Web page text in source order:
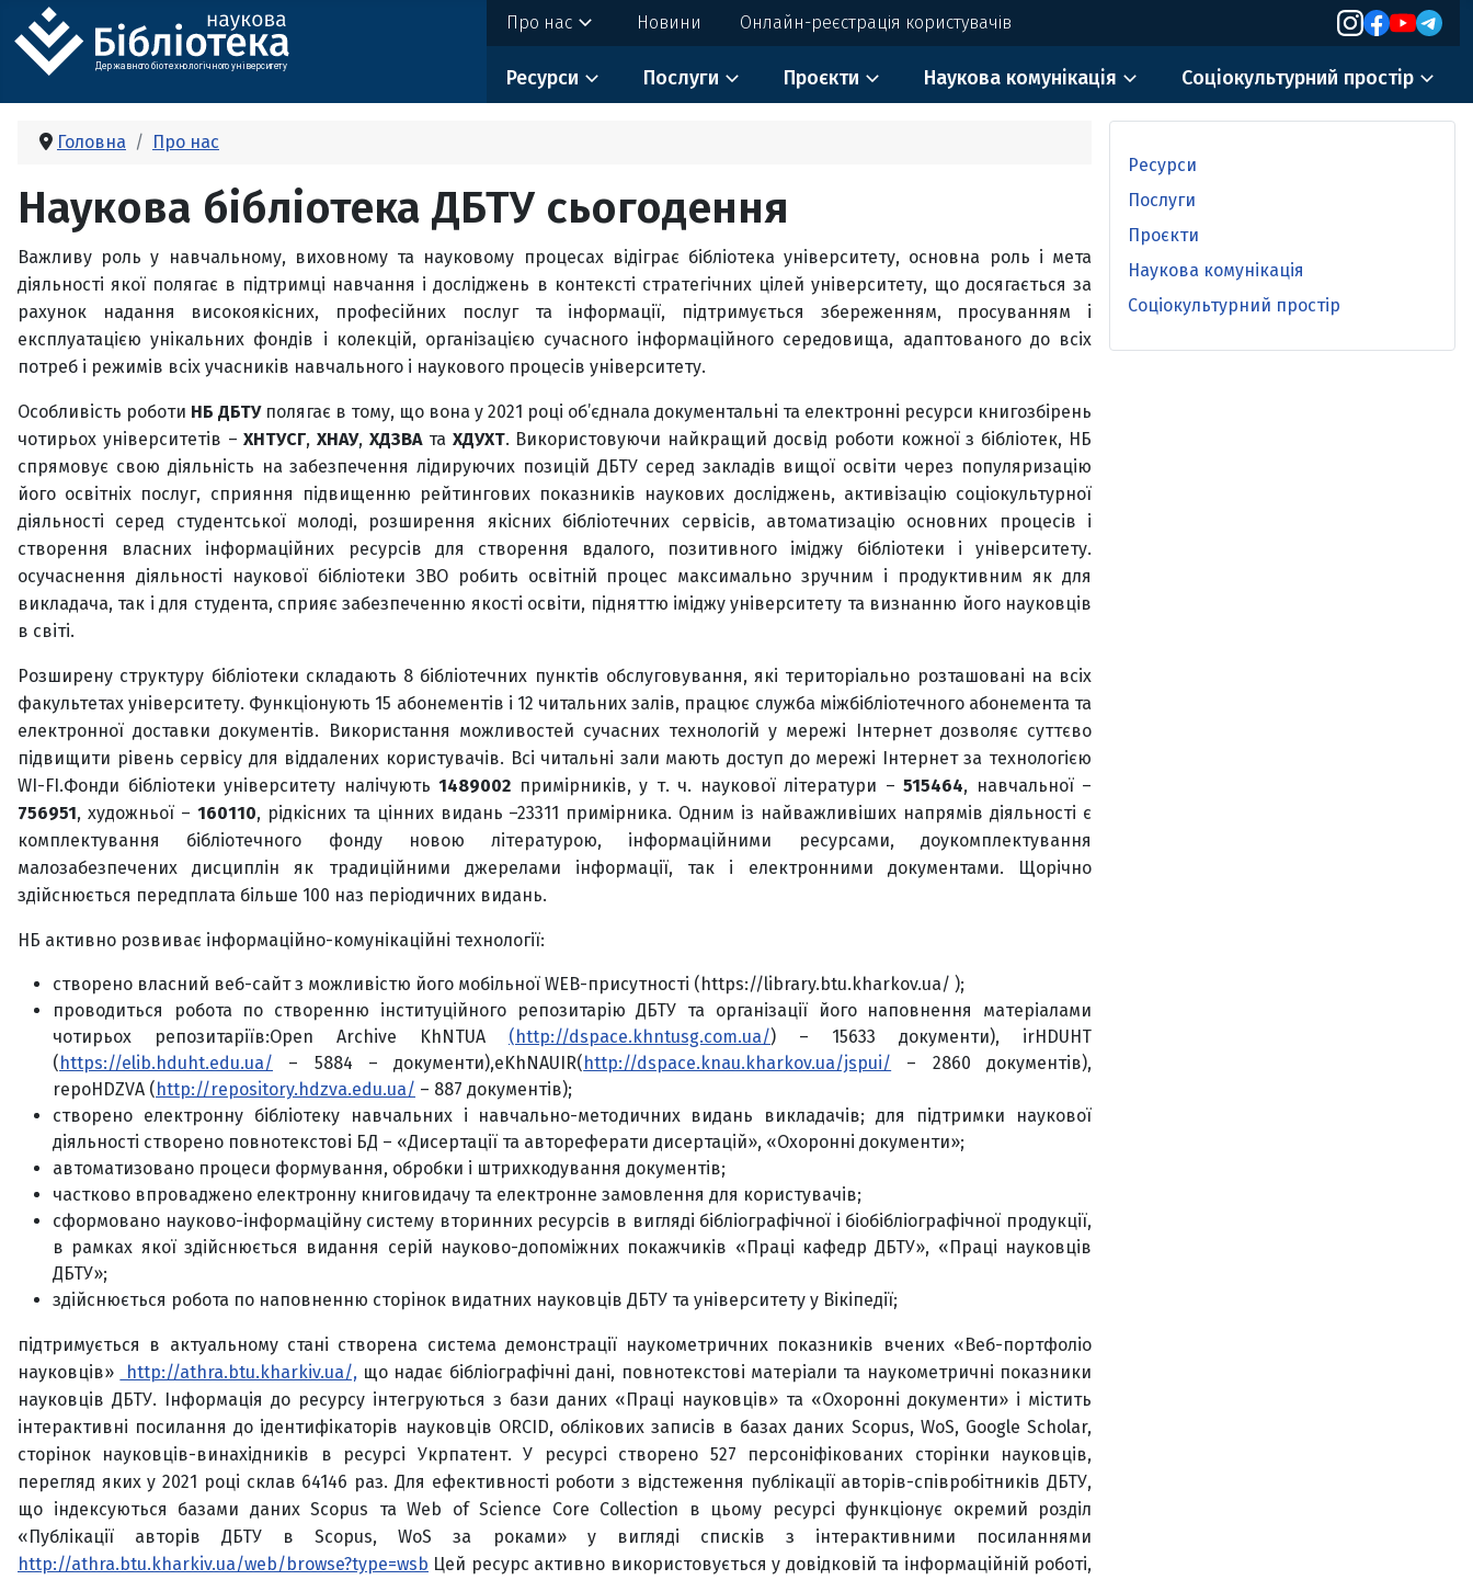
Державного біотехнологічного університету
Про нас Новини Онлайн-реєстрація користувачів
Ресурси Послуги Проєкти Наукова комунікація Соціокультурний простір
Головна Про нас
Наукова бібліотека ДБТУ сьогодення
Важливу роль у навчальному, виховному та науковому процесах відіграє бібліотека університету, основна роль і мета
діяльності якої полягає в підтримці навчання і досліджень в контексті стратегічних цілей університету, що досягається за
рахунок надання високоякісних, професійних послуг та інформації, підтримується збереженням, просуванням і
експлуатацією унікальних фондів і колекцій, організацією сучасного інформаційного середовища, адаптованого до всіх
потреб і режимів всіх учасників навчального і наукового процесів університету.
Особливість роботи НБ ДБТУполягає в тому, що вона у 2021 році об’єднала документальні та електронні ресурси книгозбірень
чотирьох університетів –ХНТУСГ,ХНАУ,ХДЗВАта ХДУХТ. Використовуючи найкращий досвід роботи кожної з бібліотек, НБ
спрямовує свою діяльність на забезпечення лідируючих позицій ДБТУ серед закладів вищої освіти через популяризацію
його освітніх послуг, сприяння підвищенню рейтингових показників наукових досліджень, активізацію соціокультурної
діяльності серед студентської молоді, розширення якісних бібліотечних сервісів, автоматизацію основних процесів і
створення власних інформаційних ресурсів для створення вдалого, позитивного іміджу бібліотеки і університету.
осучаснення діяльності наукової бібліотеки ЗВО робить освітній процес максимально зручним і продуктивним як для
викладача, так і для студента, сприяє забезпеченню якості освіти, підняттю іміджу університету та визнанню його науковців
в світі.
Розширену структуру бібліотеки складають 8 бібліотечних пунктів обслуговування, які територіально розташовані на всіх
факультетах університету. Функціонують 15 абонементів і 12 читальних залів, працює служба міжбібліотечного абонемента та
електронної доставки документів. Використання можливостей сучасних технологій у мережі Інтернет дозволяє суттєво
підвищити рівень сервісу для віддалених користувачів. Всі читальні зали мають доступ до мережі Інтернет за технологією
WI-FI.Фонди бібліотеки університету налічують 1489002 примірників, у т. ч. наукової літератури – 515464, навчальної –
756951, художньої – 160110, рідкісних та цінних видань –23311 примірника. Одним із найважливіших напрямів діяльності є
комплектування бібліотечного фонду новою літературою, інформаційними ресурсами, доукомплектування
малозабезпечених дисциплін як традиційними джерелами інформації, так і електронними документами. Щорічно
здійснюється передплата більше 100 наз періодичних видань.
НБ активно розвиває інформаційно-комунікаційні технології:
створено власний веб-сайт з можливістю його мобільної WEB-присутності (https://library.btu.kharkov.ua/ );
проводиться робота по створенню інституційного репозитарію ДБТУ та організації його наповнення матеріалами
чотирьох репозитаріїв:Open Archive KhNTUA (http://dspace.khntusg.com.ua/) – 15633 документи), irHDUHT
( https://elib.hduht.edu.ua/ – 5884 – документи),eKhNАUIR( http://dspace.knau.kharkov.ua/jspui/ – 2860 документів),
repoHDZVA ( http://repository.hdzva.edu.ua/ – 887 документів);
створено електронну бібліотеку навчальних і навчально-методичних видань викладачів; для підтримки наукової
діяльності створено повнотекстові БД – «Дисертації та автореферати дисертацій», «Охоронні документи»;
автоматизовано процеси формування, обробки і штрихкодування документів;
частково впроваджено електронну книговидачу та електронне замовлення для користувачів;
сформовано науково-інформаційну систему вторинних ресурсів в вигляді бібліографічної і біобібліографічної продукції,
в рамках якої здійснюється видання серій науково-допоміжних покажчиків «Праці кафедр ДБТУ», «Праці науковців
ДБТУ»;
здійснюється робота по наповненню сторінок видатних науковців ДБТУ та університету у Вікіпедії;
підтримується в актуальному стані створена система демонстрації наукометричних показників вчених «Веб-портфоліо
науковців»
http://athra.btu.kharkiv.ua/, що надає бібліографічні дані, повнотекстові матеріали та наукометричні показники
науковців ДБТУ. Інформація до ресурсу інтегруються з бази даних «Праці науковців» та «Охоронні документи» і містить
інтерактивні посилання до ідентифікаторів науковців ORCID, облікових записів в базах даних Scopus, WoS, Google Scholar,
сторінок науковців-винахідників в ресурсі Укрпатент. У ресурсі створено 527 персоніфікованих сторінки науковців,
перегляд яких у 2021 році склав 64146 раз. Для ефективності роботи з відстеження публікації авторів-співробітників ДБТУ,
що індексуються базами даних Scopus та Web of Science Core Collection в цьому ресурсі функціонує окремий розділ
«Публікації авторів ДБТУ в Scopus, WoS за роками» у вигляді списків з інтерактивними посиланнями
http://athra.btu.kharkiv.ua/web/browse?type=wsb Цей ресурс активно використовується у довідковій та інформаційній роботі,
Ресурси
Послуги
Проєкти
Наукова комунікація
Соціокультурний простір